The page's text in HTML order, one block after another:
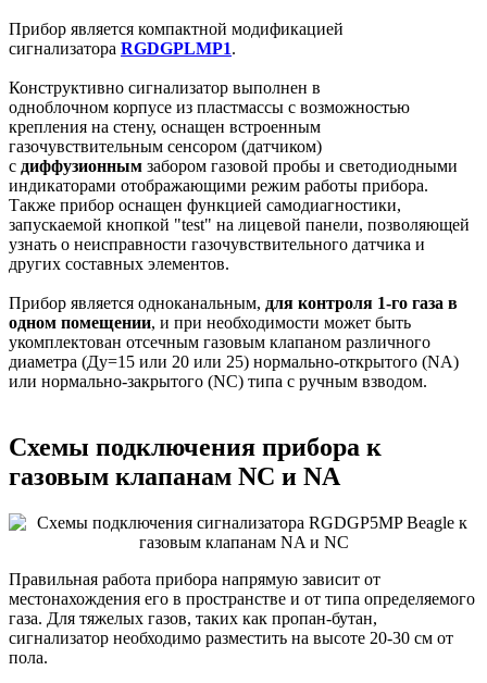
Прибор является компактной модификацией
сигнализатора RGDGPLMP1.
Конструктивно сигнализатор выполнен в
одноблочном корпусе из пластмассы с возможностью
крепления на стену, оснащен встроенным
газочувствительным сенсором (датчиком)
с диффузионным забором газовой пробы и светодиодными
индикаторами отображающими режим работы прибора.
Также прибор оснащен функцией самодиагностики,
запускаемой кнопкой "test" на лицевой панели, позволяющей
узнать о неисправности газочувствительного датчика и
других составных элементов.
Прибор является одноканальным, для контроля 1-го газа в
одном помещении, и при необходимости может быть
укомплектован отсечным газовым клапаном различного
диаметра (Ду=15 или 20 или 25) нормально-открытого (NA)
или нормально-закрытого (NC) типа с ручным взводом.
Схемы подключения прибора к
газовым клапанам NC и NA
Правильная работа прибора напрямую зависит от
местонахождения его в пространстве и от типа определяемого
газа. Для тяжелых газов, таких как пропан-бутан,
сигнализатор необходимо разместить на высоте 20-30 см от
пола.